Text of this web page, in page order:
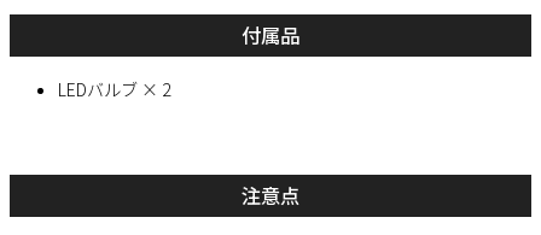
付属品
LEDバルブ × 2
注意点